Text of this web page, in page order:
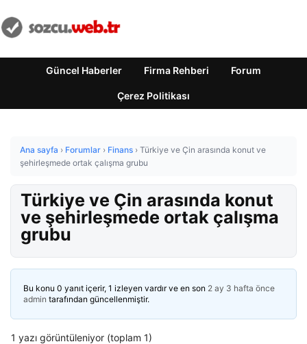
Güncel Haberler Firma Rehberi Forum
Çerez Politikası
Ana sayfa › Forumlar › Finans › Türkiye ve Çin arasında konut ve
şehirleşmede ortak çalışma grubu
Türkiye ve Çin arasında konut
ve şehirleşmede ortak çalışma
grubu
Bu konu 0 yanıt içerir, 1 izleyen vardır ve en son 2 ay 3 hafta önce
admin tarafından güncellenmiştir.
1 yazı görüntüleniyor (toplam 1)